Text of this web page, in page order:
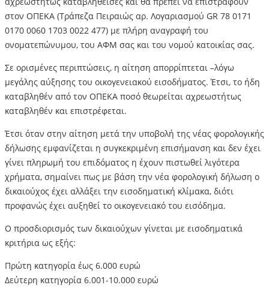
στον ΟΠΕΚΑ (Τράπεζα Πειραιώς αρ. Λογαριασμού GR 78 0171
0170 0060 1703 0022 477) με πλήρη αναγραφή του
ονοματεπώνυμου, του ΑΦΜ σας και του νομού κατοικίας σας.
Σε ορισμένες περιπτώσεις, η αίτηση απορρίπτεται –λόγω
μεγάλης αύξησης του οικογενειακού εισοδήματος. Έτσι, το ήδη
καταβληθέν από τον ΟΠΕΚΑ ποσό θεωρείται αχρεωστήτως
καταβληθέν και επιστρέφεται.
Έτσι όταν στην αίτηση μετά την υποβολή της νέας φορολογικής
δήλωσης εμφανίζεται η συγκεκριμένη επισήμανση και δεν έχει
γίνει πληρωμή του επιδόματος η έχουν πιστωθεί λιγότερα
χρήματα, σημαίνει πως με βάση την νέα φορολογική δήλωση ο
δικαιούχος έχει αλλάξει την εισοδηματική κλίμακα, διότι
προφανώς έχει αυξηθεί το οικογενειακό του εισόδημα.
Ο προσδιορισμός των δικαιούχων γίνεται με εισοδηματικά
κριτήρια ως εξής:
Πρώτη κατηγορία έως 6.000 ευρώ
Δεύτερη κατηγορία 6.001-10.000 ευρώ